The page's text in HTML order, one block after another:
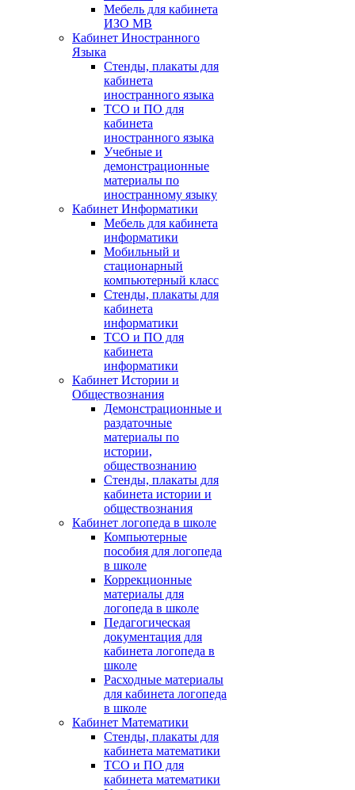
Мебель для кабинета
ИЗО МВ
Кабинет Иностранного
Языка
Стенды, плакаты для
кабинета
иностранного языка
ТСО и ПО для
кабинета
иностранного языка
Учебные и
демонстрационные
материалы по
иностранному языку
Кабинет Информатики
Мебель для кабинета
информатики
Мобильный и
стационарный
компьютерный класс
Стенды, плакаты для
кабинета
информатики
ТСО и ПО для
кабинета
информатики
Кабинет Истории и
Обществознания
Демонстрационные и
раздаточные
материалы по
истории,
обществознанию
Стенды, плакаты для
кабинета истории и
обществознания
Кабинет логопеда в школе
Компьютерные
пособия для логопеда
в школе
Коррекционные
материалы для
логопеда в школе
Педагогическая
документация для
кабинета логопеда в
школе
Расходные материалы
для кабинета логопеда
в школе
Кабинет Математики
Стенды, плакаты для
кабинета математики
ТСО и ПО для
кабинета математики